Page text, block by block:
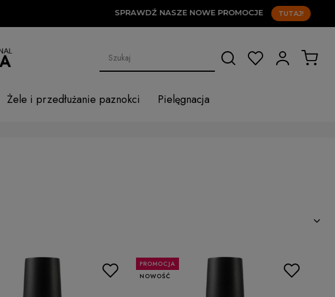
SPRAWDŹ NASZE NOWE PROMOCJE TUTAJ!
Żele i przedłużanie paznokci
Pielęgnacja
PROMOCJA
NOWOŚĆ